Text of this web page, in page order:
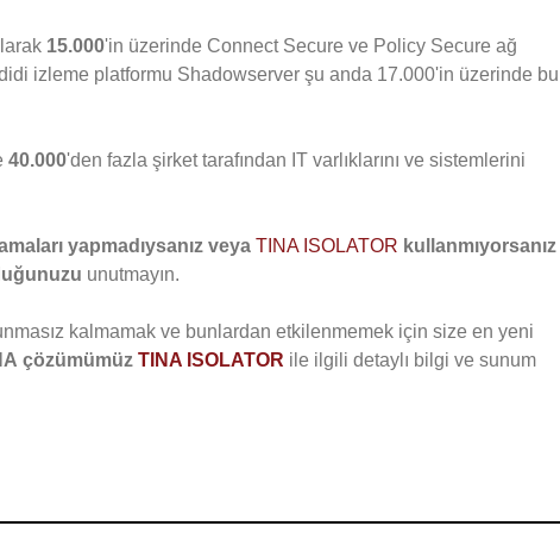
15.000'in üzerinde Connect Secure ve Policy Secure ağ
izleme platformu Shadowserver şu anda 17.000'in üzerinde bu
40.000'den fazla şirket tarafından IT varlıklarını ve sistemlerini
yapmadıysanız veya TINA ISOLATOR kullanmıyorsanız
unutmayın.
kalmamak ve bunlardan etkilenmemek için size en yeni
çözümümüz TINA ISOLATOR ile ilgili detaylı bilgi ve sunum